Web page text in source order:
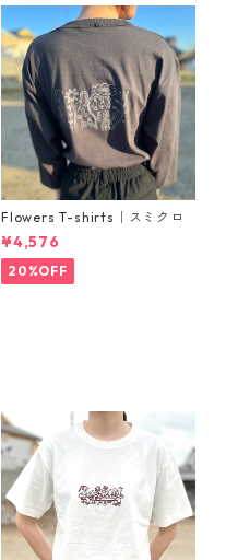
Flowers T-shirts｜スミクロ
¥4,576
20%OFF